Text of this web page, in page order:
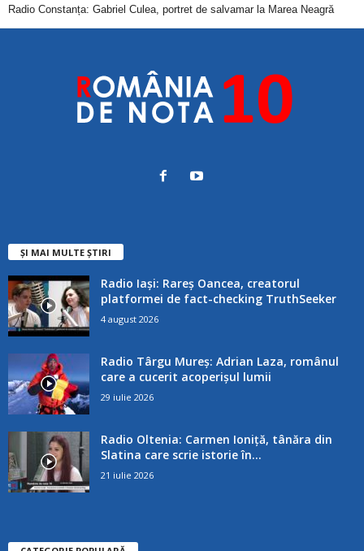
Radio Constanța: Gabriel Culea, portret de salvamar la Marea Neagră
ȘI MAI MULTE ȘTIRI
Radio Iași: Rareș Oancea, creatorul
platformei de fact-checking TruthSeeker
4 august 2026
Radio Târgu Mureș: Adrian Laza, românul
care a cucerit acoperișul lumii
29 iulie 2026
Radio Oltenia: Carmen Ioniță, tânăra din
Slatina care scrie istorie în...
21 iulie 2026